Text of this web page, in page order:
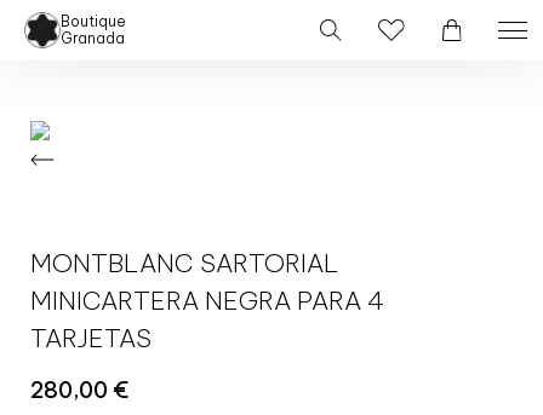
Boutique
Granada
MONTBLANC SARTORIAL
MINICARTERA NEGRA PARA 4
TARJETAS
280,00 €